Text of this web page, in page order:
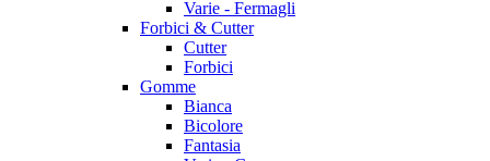
Varie - Fermagli
Forbici & Cutter
Cutter
Forbici
Gomme
Bianca
Bicolore
Fantasia